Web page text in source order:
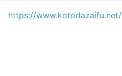
https://www.kotodazaifu.net/